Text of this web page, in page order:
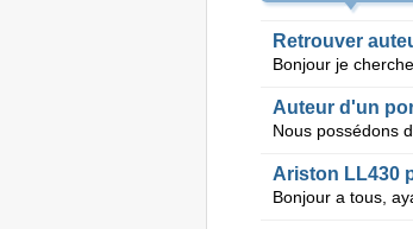
Retrouver
Auteur d'un
Ariston LL430